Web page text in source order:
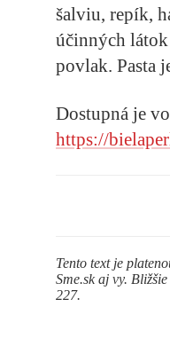
šalviu, repík,
účinných
povlak. Pasta
Dostupná je
https://
Tento text je
Sme.sk aj vy.
227.